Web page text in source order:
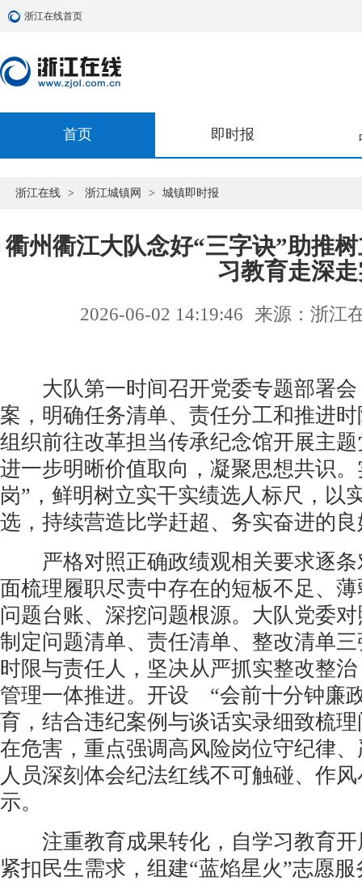
浙江在线首页
首页 即时报
浙江在线 > 浙江城镇网 > 城镇即时报
衢州衢江大队念好“三字诀”助推
习教育走深
2026-06-02 14:19:46 来源：浙江
大队第一时间召开党委专题部署会
案，明确任务清单、责任分工和推进
组织前往改革担当传承纪念馆开展主
进一步明晰价值取向，凝聚思想共识
岗”，鲜明树立实干实绩选人标尺，以
选，持续营造比学赶超、务实奋进的
严格对照正确政绩观相关要求逐条
面梳理履职尽责中存在的短板不足、
问题台账、深挖问题根源。大队党委
制定问题清单、责任清单、整改清单
时限与责任人，坚决从严抓实整改整
管理一体推进。开设 “会前十分钟廉
育，结合违纪案例与谈话实录细致梳
在危害，重点强调高风险岗位守纪律
人员深刻体会纪法红线不可触碰、作
示。
注重教育成果转化，自学习教育开
紧扣民生需求，组建“蓝焰星火”志愿